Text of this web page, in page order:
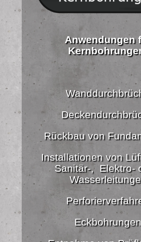
Anwendungen
Rückbau von
Installationen von
Sanitär-, Elektro-